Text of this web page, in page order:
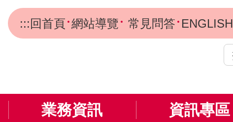
:::回首頁 網站導覽 常見問答 ENGLISH
業務資訊 資訊專區